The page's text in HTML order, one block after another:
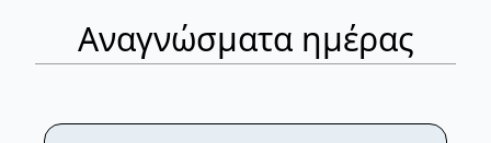
Αναγνώσματα ημέρας